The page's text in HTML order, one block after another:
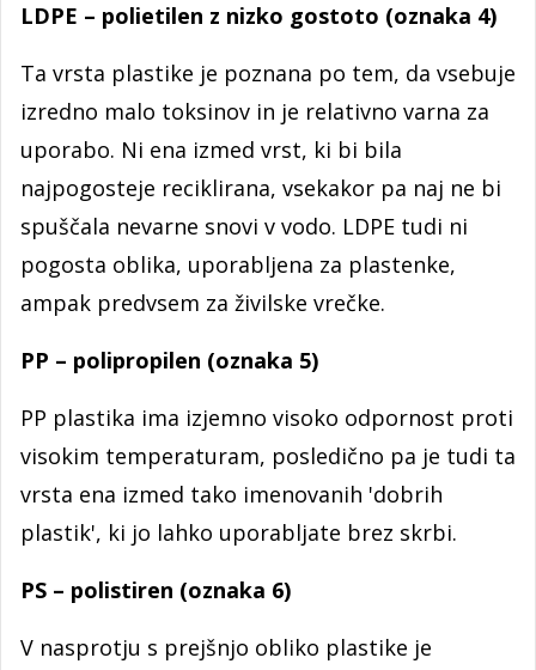
LDPE – polietilen z nizko gostoto (oznaka 4)
Ta vrsta plastike je poznana po tem, da vsebuje
izredno malo toksinov in je relativno varna za
uporabo. Ni ena izmed vrst, ki bi bila
najpogosteje reciklirana, vsekakor pa naj ne bi
spuščala nevarne snovi v vodo. LDPE tudi ni
pogosta oblika, uporabljena za plastenke,
ampak predvsem za živilske vrečke.
PP – polipropilen (oznaka 5)
PP plastika ima izjemno visoko odpornost proti
visokim temperaturam, posledično pa je tudi ta
vrsta ena izmed tako imenovanih 'dobrih
plastik', ki jo lahko uporabljate brez skrbi.
PS – polistiren (oznaka 6)
V nasprotju s prejšnjo obliko plastike je